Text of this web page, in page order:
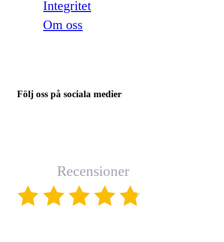
Integritet
Om oss
Följ oss på sociala medier
Recensioner